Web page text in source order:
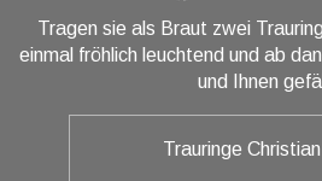
Tragen sie als Braut zwei
einmal fröhlich leuchtend und ab
und Ihnen
Trauringe